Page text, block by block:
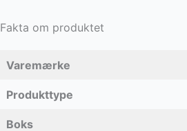
Fakta om produktet
Varemærke
Produkttype
Boks